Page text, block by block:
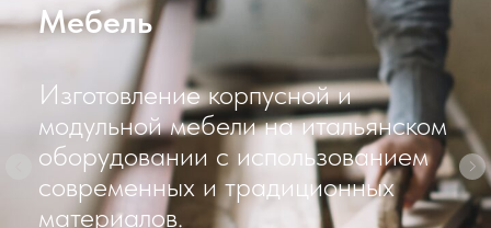
Мебель
Изготовление корпусной и
модульной мебели на итальянском
оборудовании с использованием
современных и традиционных
материалов.